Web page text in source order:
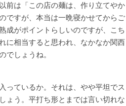
前は「この店の麺は、作り立てやか
ですが、本当は一晩寝かせてからご
成がポイントらしいのですが、こち
に相当すると思われ、なかなか関西
でしょうね。
っているか。それは、やや平坦でス
ょう。平打ち形とまでは言い切れな